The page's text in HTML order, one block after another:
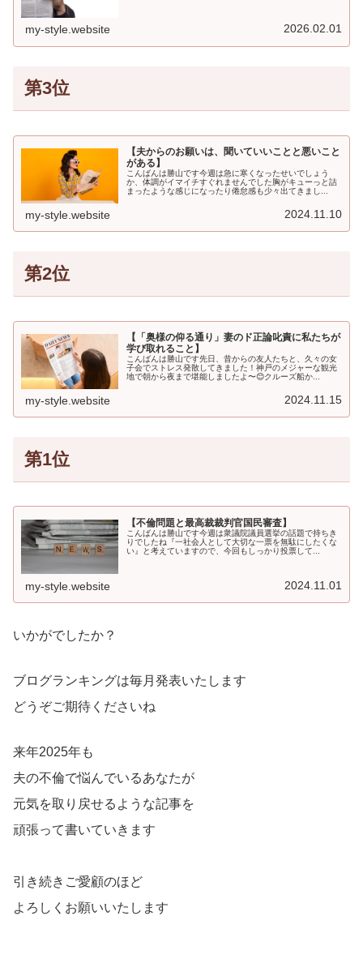
my-style.website 2026.02.01
第3位
【夫からのお願いは、聞いていいことと悪いこと
がある】
こんばんは勝山です今週は急に寒くなったせいでしょう
か、体調がイマイチすぐれませんでした胸がキューっと詰
まったような感じになったり倦怠感も少々出てきまし...
my-style.website 2024.11.10
第2位
【「奥様の仰る通り」妻のド正論叱責に私たちが
学び取れること】
こんばんは勝山です先日、昔からの友人たちと、久々の女
子会でストレス発散してきました！神戸のメジャーな観光
地で朝から夜まで堪能しましたよ〜😊クルーズ船か...
my-style.website 2024.11.15
第1位
【不倫問題と最高裁裁判官国民審査】
こんばんは勝山です今週は衆議院議員選挙の話題で持ちき
りでしたね『一社会人として大切な一票を無駄にしたくな
い』と考えていますので、今回もしっかり投票して...
my-style.website 2024.11.01
いかがでしたか？
ブログランキングは毎月発表いたします
どうぞご期待くださいね
来年2025年も
夫の不倫で悩んでいるあなたが
元気を取り戻せるような記事を
頑張って書いていきます
引き続きご愛顧のほど
よろしくお願いいたします